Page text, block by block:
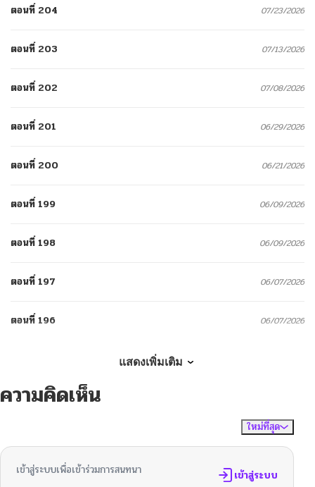
ตอนที่ 204 07/23/2026
ตอนที่ 203 07/13/2026
ตอนที่ 202 07/08/2026
ตอนที่ 201 06/29/2026
ตอนที่ 200 06/21/2026
ตอนที่ 199 06/09/2026
ตอนที่ 198 06/09/2026
ตอนที่ 197 06/07/2026
ตอนที่ 196 06/07/2026
ตอนที่ 194
06/04/2026
ตอนที่ 192 06/03/2026
แสดงเพิ่มเติม
ความคิดเห็น
ใหม่ที่สุด
เข้าสู่ระบบเพื่อเข้าร่วมการสนทนา เข้าสู่ระบบ